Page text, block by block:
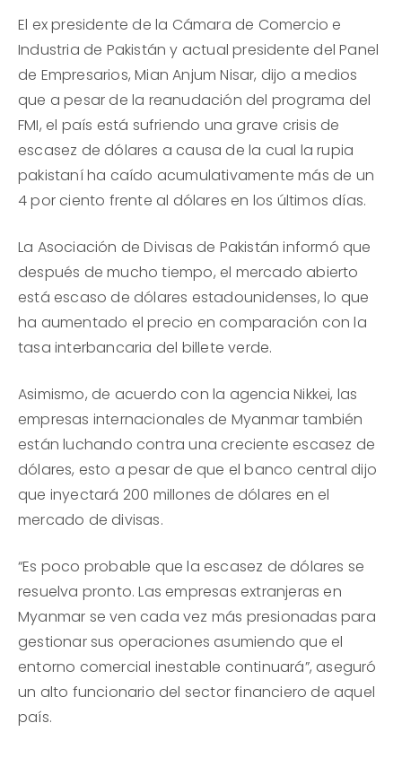
El ex presidente de la Cámara de Comercio e
Industria de Pakistán y actual presidente del Panel
de Empresarios, Mian Anjum Nisar, dijo a medios
que a pesar de la reanudación del programa del
FMI, el país está sufriendo una grave crisis de
escasez de dólares a causa de la cual la rupia
pakistaní ha caído acumulativamente más de un
4 por ciento frente al dólares en los últimos días.
La Asociación de Divisas de Pakistán informó que
después de mucho tiempo, el mercado abierto
está escaso de dólares estadounidenses, lo que
ha aumentado el precio en comparación con la
tasa interbancaria del billete verde.
Asimismo, de acuerdo con la agencia Nikkei, las
empresas internacionales de Myanmar también
están luchando contra una creciente escasez de
dólares, esto a pesar de que el banco central dijo
que inyectará 200 millones de dólares en el
mercado de divisas.
“Es poco probable que la escasez de dólares se
resuelva pronto. Las empresas extranjeras en
Myanmar se ven cada vez más presionadas para
gestionar sus operaciones asumiendo que el
entorno comercial inestable continuará”, aseguró
un alto funcionario del sector financiero de aquel
país.